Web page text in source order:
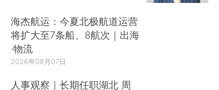
海杰航运：今夏北极航道运营
将扩大至7条船、8航次｜出海
·物流
2026年08月07日
人事观察｜长期任职湖北 周